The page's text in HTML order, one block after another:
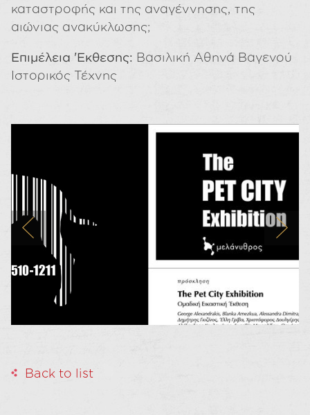
καταστροφής και της αναγέννησης, της
αιώνιας ανακύκλωσης;
Επιμέλεια 'Εκθεσης: Βασιλική Αθηνά Βαγενού
Ιστορικός Τέχνης
Back to list